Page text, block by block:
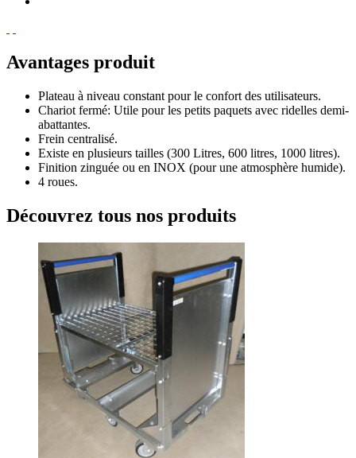
Avantages produit
Plateau à niveau constant pour le confort des utilisateurs.
Chariot fermé: Utile pour les petits paquets avec ridelles demi-
abattantes.
Frein centralisé.
Existe en plusieurs tailles (300 Litres, 600 litres, 1000 litres).
Finition zinguée ou en INOX (pour une atmosphère humide).
4 roues.
Découvrez tous nos produits